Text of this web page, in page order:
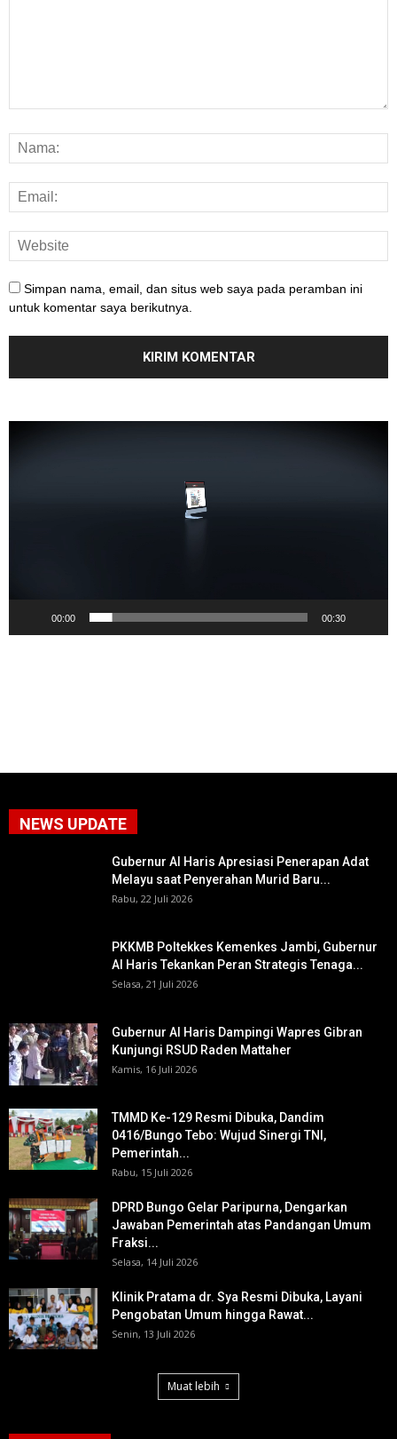
Simpan nama, email, dan situs web saya pada peramban ini
untuk komentar saya berikutnya.
00:00 00:30
NEWS UPDATE
Gubernur Al Haris Apresiasi Penerapan Adat
Melayu saat Penyerahan Murid Baru...
Rabu, 22 Juli 2026
PKKMB Poltekkes Kemenkes Jambi, Gubernur
Al Haris Tekankan Peran Strategis Tenaga...
Selasa, 21 Juli 2026
Gubernur Al Haris Dampingi Wapres Gibran
Kunjungi RSUD Raden Mattaher
Kamis, 16 Juli 2026
TMMD Ke-129 Resmi Dibuka, Dandim
0416/Bungo Tebo: Wujud Sinergi TNI,
Pemerintah...
Rabu, 15 Juli 2026
DPRD Bungo Gelar Paripurna, Dengarkan
Jawaban Pemerintah atas Pandangan Umum
Fraksi...
Selasa, 14 Juli 2026
Klinik Pratama dr. Sya Resmi Dibuka, Layani
Pengobatan Umum hingga Rawat...
Senin, 13 Juli 2026
Muat lebih